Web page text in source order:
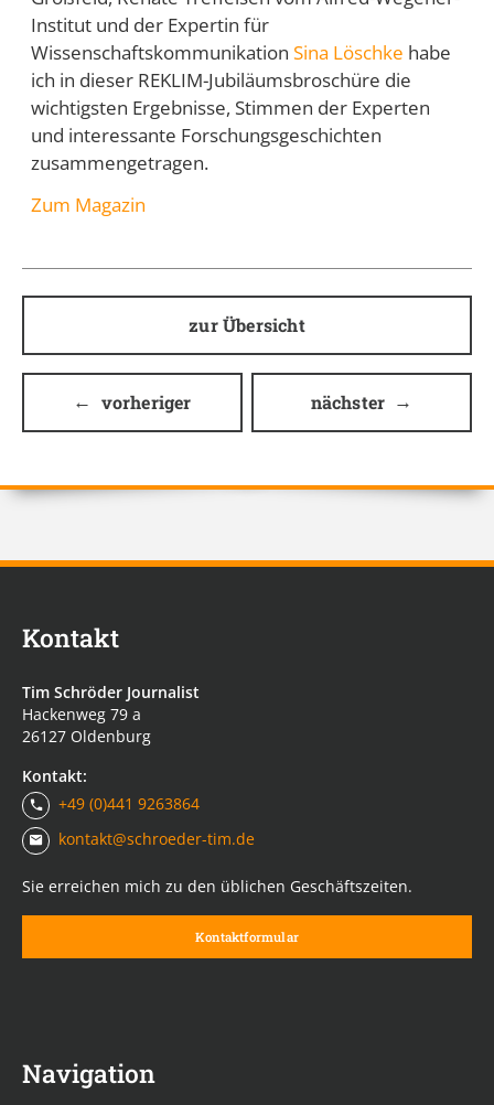
Institut und der Expertin für
Wissenschaftskommunikation Sina Löschke habe
ich in dieser REKLIM-Jubiläumsbroschüre die
wichtigsten Ergebnisse, Stimmen der Experten
und interessante Forschungsgeschichten
zusammengetragen.
Zum Magazin
zur Übersicht
vorheriger nächster
Kontakt
Tim Schröder Journalist
Hackenweg 79 a
26127 Oldenburg
Kontakt:
+49 (0)441 9263864
kontakt@schroeder-tim.de
Sie erreichen mich zu den üblichen Geschäftszeiten.
Kontaktformular
Navigation